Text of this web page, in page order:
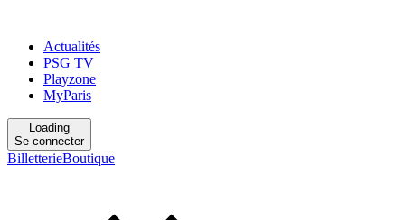
Actualités
PSG TV
Playzone
MyParis
Loading
Se connecter
BilletterieBoutique